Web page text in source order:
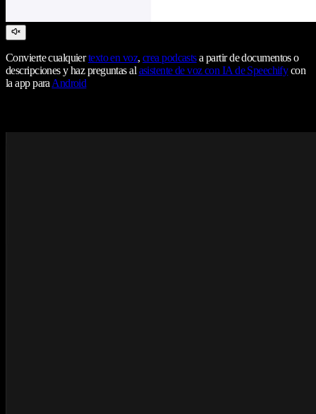
Convierte cualquiertexto en voz, crea podcastsa partir de documentos o
descripciones y haz preguntas alasistente de voz con IA de Speechifycon
la app paraAndroid